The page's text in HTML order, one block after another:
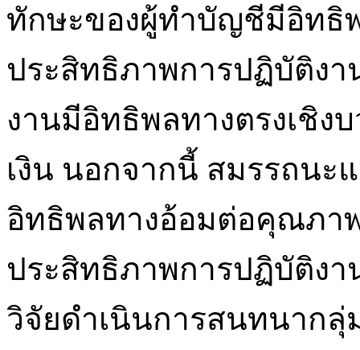
ทักษะของผู้ทำบัญชีมีอิทธิ
ประสิทธิภาพการปฏิบัติง
งานมีอิทธิพลทางตรงเชิง
เงิน นอกจากนี้ สมรรถน
อิทธิพลทางอ้อมต่อคุณภา
ประสิทธิภาพการปฏิบัติง
วิจัยดำเนินการสนทนาก